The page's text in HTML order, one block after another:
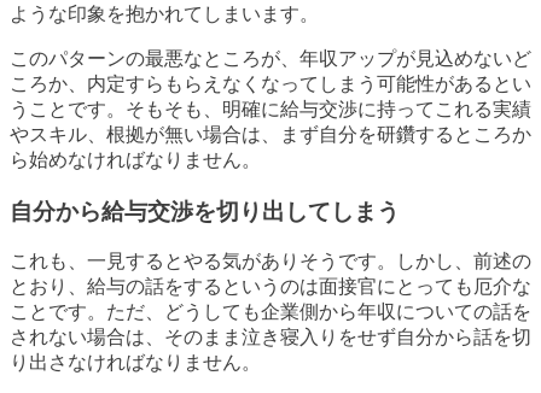
ような印象を抱かれてしまいます。
このパターンの最悪なところが、年収アップが見込めないど
ころか、内定すらもらえなくなってしまう可能性があるとい
うことです。そもそも、明確に給与交渉に持ってこれる実績
やスキル、根拠が無い場合は、まず自分を研鑽するところか
ら始めなければなりません。
自分から給与交渉を切り出してしまう
これも、一見するとやる気がありそうです。しかし、前述の
とおり、給与の話をするというのは面接官にとっても厄介な
ことです。ただ、どうしても企業側から年収についての話を
されない場合は、そのまま泣き寝入りをせず自分から話を切
り出さなければなりません。